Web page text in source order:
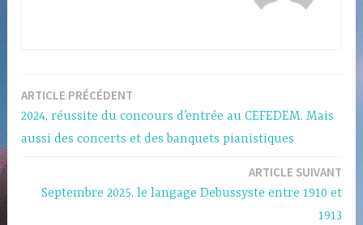
Navigation
de
ARTICLE PRÉCÉDENT
2024, réussite du concours d’entrée au CEFEDEM. Mais
aussi des concerts et des banquets pianistiques
ARTICLE SUIVANT
Septembre 2025, le langage Debussyste entre 1910 et
1913